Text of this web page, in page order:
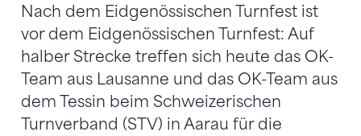
Nach dem Eidgenössischen Turnfest ist
vor dem Eidgenössischen Turnfest: Auf
halber Strecke treffen sich heute das OK-
Team aus Lausanne und das OK-Team aus
dem Tessin beim Schweizerischen
Turnverband (STV) in Aarau für die